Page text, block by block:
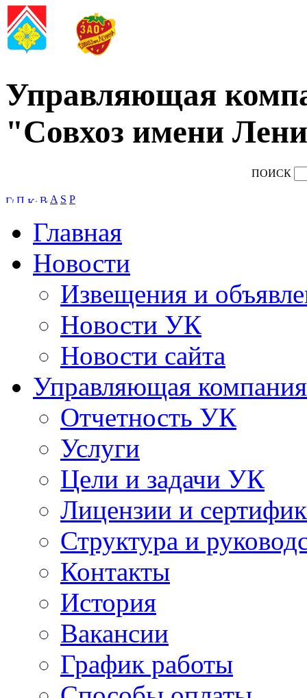
Управляющая
"Совхоз имени
ПОИСК
A S P
Главная
Новости
Извещения и
Новости УК
Новости сайта
Управляющая компания
Отчетность УК
Услуги
Цели и задачи УК
Лицензии и
Структура и
Контакты
История
Вакансии
График работы